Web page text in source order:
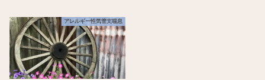
アレルギー性気管支喘息